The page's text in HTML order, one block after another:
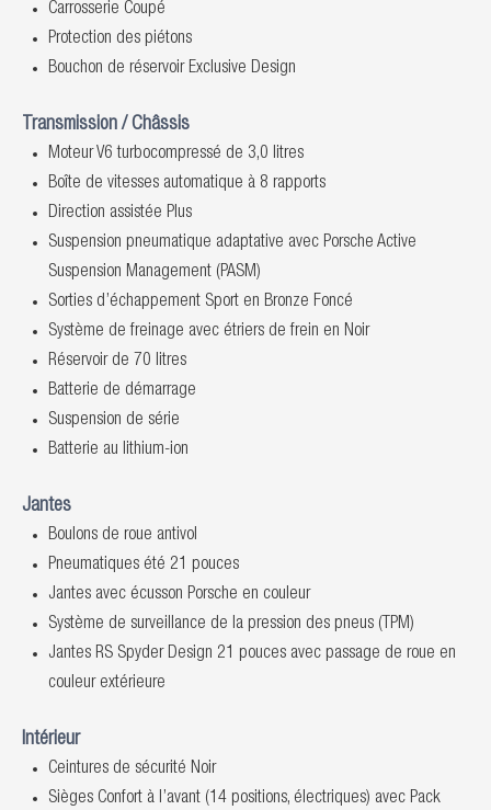
Carrosserie Coupé
Protection des piétons
Bouchon de réservoir Exclusive Design
Transmission / Châssis
Moteur V6 turbocompressé de 3,0 litres
Boîte de vitesses automatique à 8 rapports
Direction assistée Plus
Suspension pneumatique adaptative avec Porsche Active
Suspension Management (PASM)
Sorties d’échappement Sport en Bronze Foncé
Système de freinage avec étriers de frein en Noir
Réservoir de 70 litres
Batterie de démarrage
Suspension de série
Batterie au lithium-ion
Jantes
Boulons de roue antivol
Pneumatiques été 21 pouces
Jantes avec écusson Porsche en couleur
Système de surveillance de la pression des pneus (TPM)
Jantes RS Spyder Design 21 pouces avec passage de roue en
couleur extérieure
Intérieur
Ceintures de sécurité Noir
Sièges Confort à l’avant (14 positions, électriques) avec Pack